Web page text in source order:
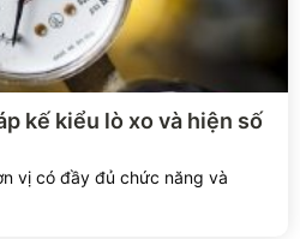
kế kiểu lò xo và hiện số
vị có đầy đủ chức năng và